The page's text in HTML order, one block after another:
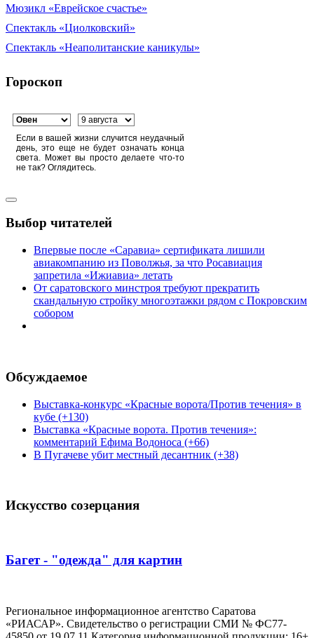
Мюзикл «Еврейское счастье»
Спектакль «Циолковский»
Спектакль «Неаполитанские каникулы»
Гороскоп
Если в вашей жизни случится неудачный
день, это еще не будет означать конца
света. Может вы просто делаете что-то
не так? Оглядитесь.
Выбор читателей
Впервые после «Саравиа» сертификата лишили
авиакомпанию из Поволжья, за что Росавиация
запретила «Ижиавиа» летать
От саратовского минстроя требуют прекратить
скандальную стройку многоэтажки рядом с Покровским
собором
Обсуждаемое
Выставка-конкурс «Красные ворота/Против течения» в
кубе (+130)
Выставка «Красные ворота. Против течения»:
комментарий Ефима Водоноса (+66)
В Пугачеве убит местный десантник (+38)
Искусство созерцания
Багет - "одежда" для картин
Региональное информационное агентство Саратова
«РИАСАР». Свидетельство о регистрации СМИ № ФС77-